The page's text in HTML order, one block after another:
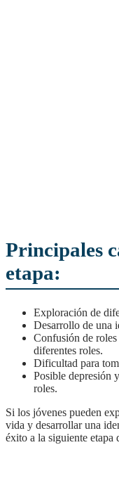
Principales
etapa:
Exploración de
Desarrollo de una
Confusión de roles
diferentes roles.
Dificultad para
Posible depresión
roles.
Si los jóvenes pueden explorar adecuadamente diferentes roles en la
vida y desarrollar una
éxito a la siguiente etapa